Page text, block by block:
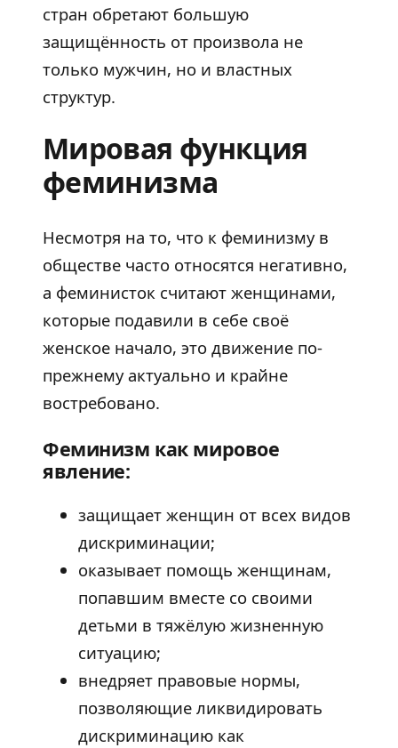
стран обретают большую
защищённость от произвола не
только мужчин, но и властных
структур.
Мировая функция
феминизма
Несмотря на то, что к феминизму в
обществе часто относятся негативно,
а феминисток считают женщинами,
которые подавили в себе своё
женское начало, это движение по-
прежнему актуально и крайне
востребовано.
Феминизм как мировое
явление:
защищает женщин от всех видов
дискриминации;
оказывает помощь женщинам,
попавшим вместе со своими
детьми в тяжёлую жизненную
ситуацию;
внедряет правовые нормы,
позволяющие ликвидировать
дискриминацию как